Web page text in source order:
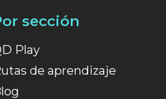
sección
Play
de aprendizaje